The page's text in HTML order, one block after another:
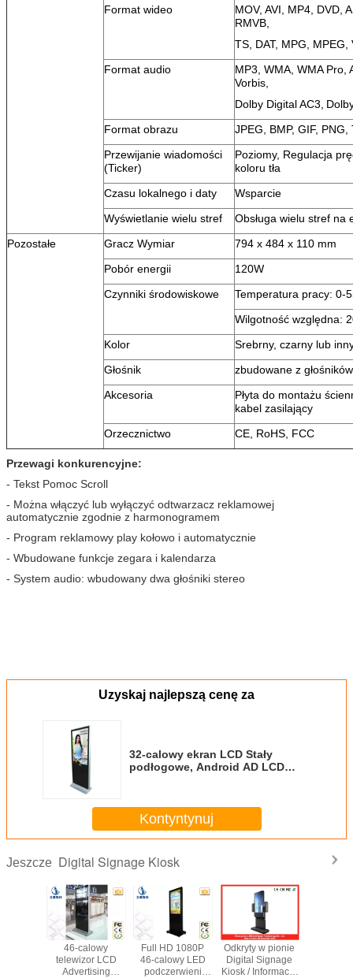
Format wideo
MOV, AVI, MP4, DVD,
RMVB,
TS, DAT, MPG, MPEG,
Format audio
MP3, WMA, WMA Pro,
Vorbis,
Dolby Digital AC3,
Format obrazu
JPEG, BMP, GIF, PNG,
Przewijanie wiadomości
(Ticker)
Poziomy, Regulacja
koloru tła
Czasu lokalnego i daty
Wsparcie
Wyświetlanie wielu stref
Obsługa wielu stref na
Pozostałe
Gracz Wymiar
794 x 484 x 110 mm
Pobór energii
120W
Czynniki środowiskowe
Temperatura pracy: 0-
Wilgotność względna:
Kolor
Srebrny, czarny lub
Głośnik
zbudowane z
Akcesoria
Płyta do montażu
kabel zasilający
Orzecznictwo
CE, RoHS, FCC
Przewagi konkurencyjne:
- Tekst Pomoc Scroll
- Można włączyć lub wyłączyć odtwarzacz reklamowej
automatycznie zgodnie z harmonogramem
- Program reklamowy play kołowo i automatycznie
- Wbudowane funkcje zegara i kalendarza
- System audio: wbudowany dwa głośniki stereo
Uzyskaj najlepszą cenę za
32-calowy ekran LCD Stały
podłogowe, Android AD LCD
Kontyntynuj
Jeszcze Digital Signage Kiosk
46-calowy
telewizor LCD
Advertising
Full HD 1080P
46-calowy LED
podczerwieni
Odkryty w pionie
Digital Signage
Kiosk / Informacje